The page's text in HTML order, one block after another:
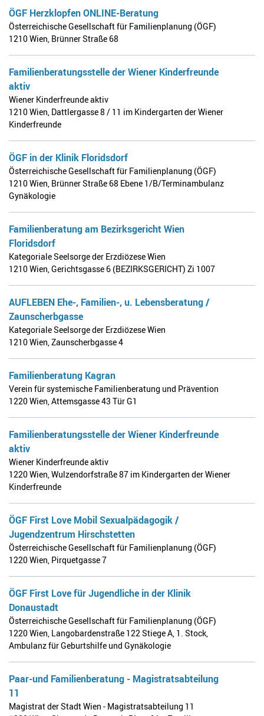
ÖGF Herzklopfen ONLINE-Beratung
Österreichische Gesellschaft für Familienplanung (ÖGF)
1210 Wien, Brünner Straße 68
Familienberatungsstelle der Wiener Kinderfreunde
aktiv
Wiener Kinderfreunde aktiv
1210 Wien, Dattlergasse 8 / 11 im Kindergarten der Wiener
Kinderfreunde
ÖGF in der Klinik Floridsdorf
Österreichische Gesellschaft für Familienplanung (ÖGF)
1210 Wien, Brünner Straße 68 Ebene 1/B/Terminambulanz
Gynäkologie
Familienberatung am Bezirksgericht Wien
Floridsdorf
Kategoriale Seelsorge der Erzdiözese Wien
1210 Wien,Gerichtsgasse 6 (BEZIRKSGERICHT) Zi 1007
AUFLEBEN Ehe-, Familien-, u. Lebensberatung /
Zaunscherbgasse
Kategoriale Seelsorge der Erzdiözese Wien
1210 Wien,Zaunscherbgasse 4
Familienberatung Kagran
Verein für systemische Familienberatung und Prävention
1220 Wien,Attemsgasse 43 Tür G1
Familienberatungsstelle der Wiener Kinderfreunde
aktiv
Wiener Kinderfreunde aktiv
1220 Wien,Wulzendorfstraße 87 im Kindergarten der Wiener
Kinderfreunde
ÖGF First Love Mobil Sexualpädagogik /
Jugendzentrum Hirschstetten
Österreichische Gesellschaft für Familienplanung (ÖGF)
1220 Wien, Pirquetgasse 7
ÖGF First Love für Jugendliche in der Klinik
Donaustadt
Österreichische Gesellschaft für Familienplanung (ÖGF)
1220 Wien, Langobardenstraße 122 Stiege A, 1. Stock,
Ambulanz für Geburtshilfe und Gynäkologie
Paar-und Familienberatung - Magistratsabteilung
11
Magistrat der Stadt Wien - Magistratsabteilung 11